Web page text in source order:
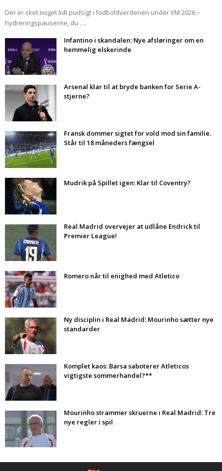
Der er sket noget lidt pudsigt i fodboldverdenen under VM 2026 –
hydreringspauserne, du …
Infantino i skandalen: Nye afsløringer om en
hemmelig elskerinde
Arsenal klar til at bryde banken for Serie A-
stjerne?
Fransk dommer sigtet for vold mod sin familie.
Står til 18 måneders fængsel
Mudrik på Spillet igen: Klar til Coventry?
Real Madrid overvejer at udlåne Endrick til
Premier League!
Romero når til enighed med Atletico
Ny disciplin i Real Madrid: Mourinho sætter nye
standarder
Komplet kaos: Barsa saboterer Atleticos
vigtigste sommerhandel?**
Mourinho strammer skruerne i Real Madrid: Tre
nye regler i spil